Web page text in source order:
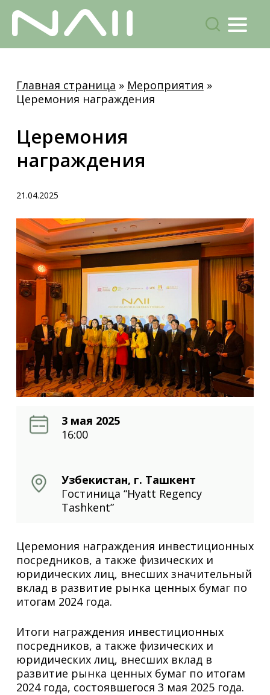
поиск
Menu
main
content
Главная страница » Мероприятия »
Церемония награждения
Церемония
награждения
21.04.2025
3 мая 2025
16:00
Узбекистан, г. Ташкент
Гостиница “Hyatt Regency
Tashkent”
Церемония награждения инвестиционных
посредников, а также физических и
юридических лиц, внесших значительный
вклад в развитие рынка ценных бумаг по
итогам 2024 года.
Итоги награждения инвестиционных
посредников, а также физических и
юридических лиц, внесших вклад в
развитие рынка ценных бумаг по итогам
2024 года, состоявшегося 3 мая 2025 года.